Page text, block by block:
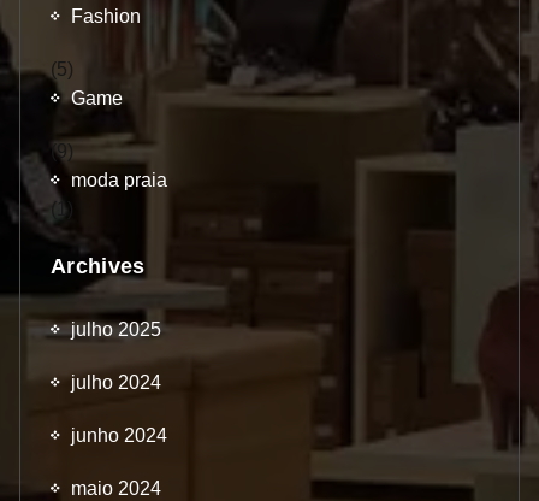
Fashion
(5)
Game
(9)
moda praia
(1)
Archives
julho 2025
julho 2024
junho 2024
maio 2024